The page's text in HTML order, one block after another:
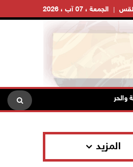
الجمعة ، 07 آب ، 2026
حول معدلها العام
المزيد